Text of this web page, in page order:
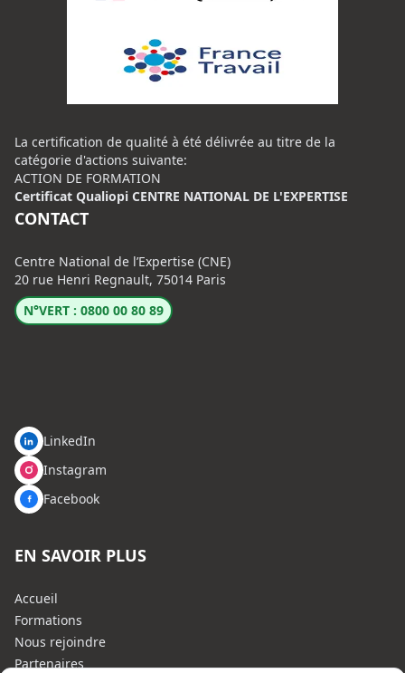
La certification de qualité à été délivrée au titre de la
catégorie d'actions suivante:
ACTION DE FORMATION
Certificat Qualiopi CENTRE NATIONAL DE L'EXPERTISE
CONTACT
Centre National de l’Expertise (CNE)
20 rue Henri Regnault, 75014 Paris
N°VERT : 0800 00 80 89
LinkedIn
Instagram
Facebook
EN SAVOIR PLUS
Accueil
Formations
Nous rejoindre
Partenaires